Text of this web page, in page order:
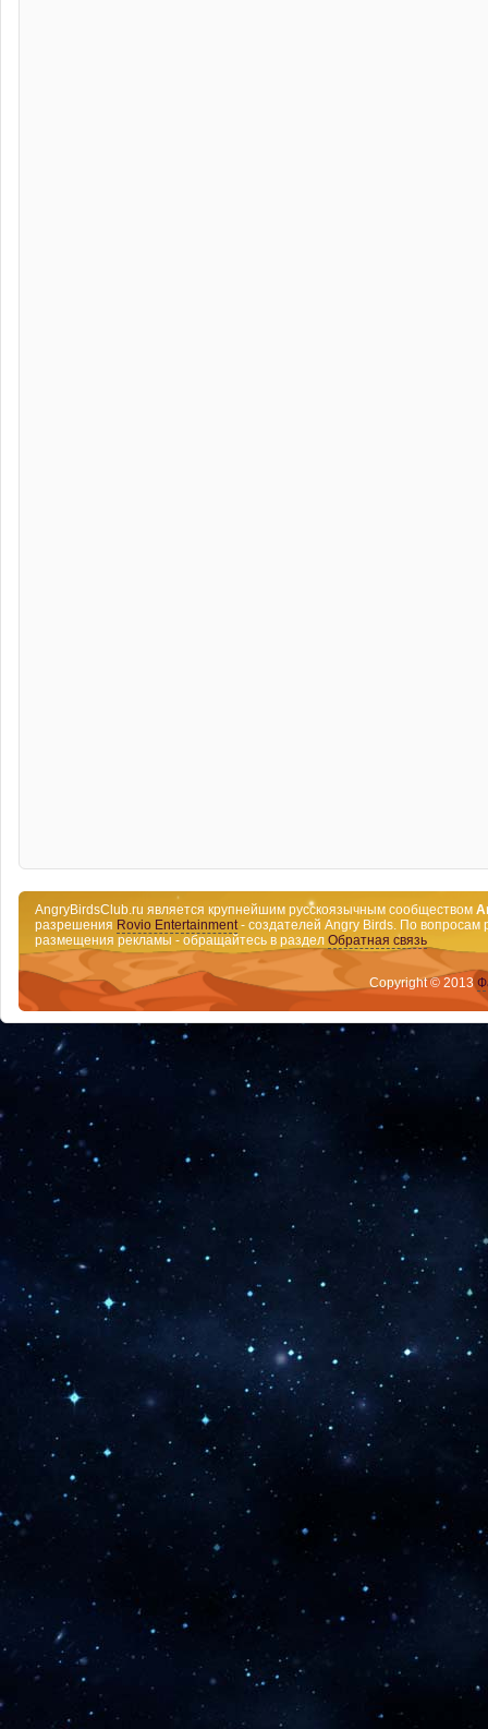
AngryBirdsClub.ru является крупнейшим русскоязычным сообществом
разрешения Rovio Entertainment- создателей Angry Birds. По вопросам
размещения рекламы - обращайтесь в раздел Обратная связь
Copyright © 2013